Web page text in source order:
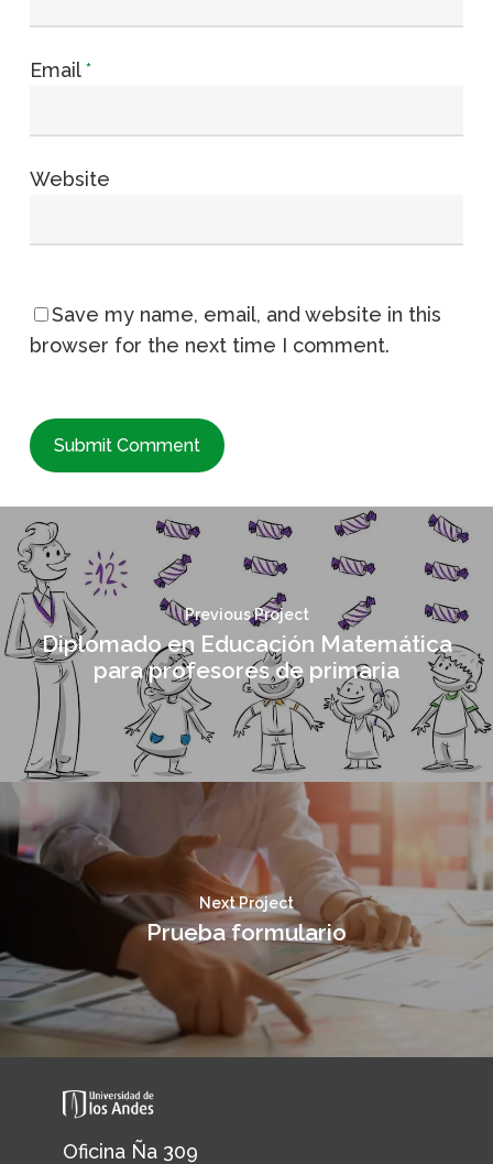
Email*
Website
Save my name, email, and website in this
browser for the next time I comment.
Previous Project
Diplomado en Educación Matemática
para profesores de primaria
Next Project
Prueba formulario
Oficina Ña 309